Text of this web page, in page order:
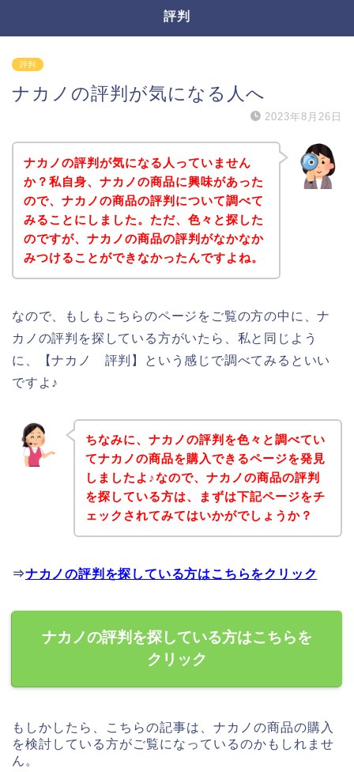
評判
評判
ナカノの評判が気になる人へ
2023年8月26日
ナカノの評判が気になる人っていません
か？私自身、ナカノの商品に興味があった
ので、ナカノの商品の評判について調べて
みることにしました。ただ、色々と探した
のですが、ナカノの商品の評判がなかなか
みつけることができなかったんですよね。
なので、もしもこちらのページをご覧の方の中に、ナ
カノの評判を探している方がいたら、私と同じよう
に、【ナカノ 評判】という感じで調べてみるといい
ですよ♪
ちなみに、ナカノの評判を色々と調べてい
てナカノの商品を購入できるページを発見
しましたよ♪なので、ナカノの商品の評判
を探している方は、まずは下記ページをチ
ェックされてみてはいかがでしょうか？
⇒ナカノの評判を探している方はこちらをクリック
ナカノの評判を探している方はこちらを
クリック
もしかしたら、こちらの記事は、ナカノの商品の購入
を検討している方がご覧になっているのかもしれませ
ん。